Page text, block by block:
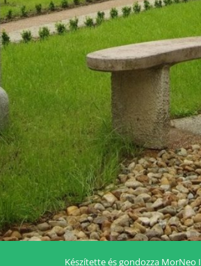
Készítette és gondozza MorNeo